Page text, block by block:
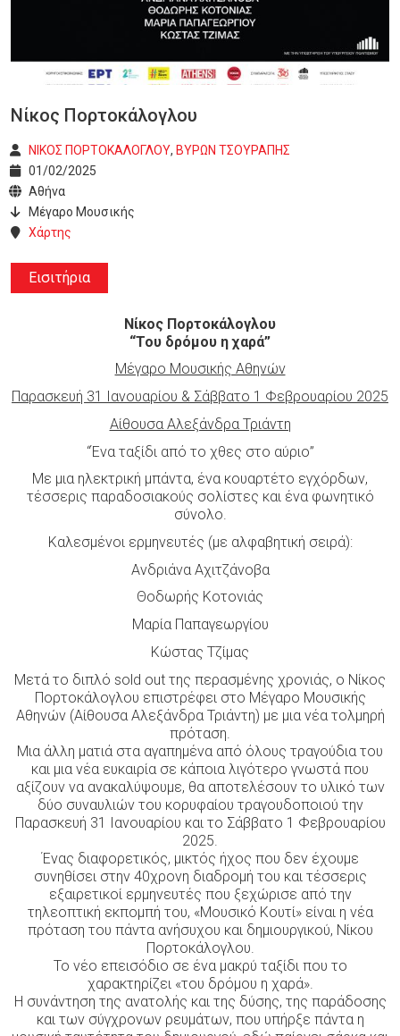
Νίκος Πορτοκάλογλου
ΝΙΚΟΣ ΠΟΡΤΟΚΑΛΟΓΛΟΥ, ΒΥΡΩΝ ΤΣΟΥΡΑΠΗΣ
01/02/2025
Αθήνα
Μέγαρο Μουσικής
Χάρτης
Εισιτήρια
Νίκος Πορτοκάλογλου
“Του δρόμου η χαρά”
Μέγαρο Μουσικής Αθηνών
Παρασκευή 31 Ιανουαρίου & Σάββατο 1 Φεβρουαρίου 2025
Αίθουσα Αλεξάνδρα Τριάντη
“Ένα ταξίδι από το χθες στο αύριο”
Με μια ηλεκτρική μπάντα, ένα κουαρτέτο εγχόρδων,
τέσσερις παραδοσιακούς σολίστες και ένα φωνητικό
σύνολο.
Καλεσμένοι ερμηνευτές (με αλφαβητική σειρά):
Ανδριάνα Αχιτζάνοβα
Θοδωρής Κοτονιάς
Μαρία Παπαγεωργίου
Κώστας Τζίμας
Μετά το διπλό sold out της περασμένης χρονιάς, ο Νίκος
Πορτοκάλογλου επιστρέφει στο Μέγαρο Μουσικής
Αθηνών (Αίθουσα Αλεξάνδρα Τριάντη) με μια νέα τολμηρή
πρόταση.
Μια άλλη ματιά στα αγαπημένα από όλους τραγούδια του
και μια νέα ευκαιρία σε κάποια λιγότερο γνωστά που
αξίζουν να ανακαλύψουμε, θα αποτελέσουν το υλικό των
δύο συναυλιών του κορυφαίου τραγουδοποιού την
Παρασκευή 31 Ιανουαρίου και το Σάββατο 1 Φεβρουαρίου
2025.
Ένας διαφορετικός, μικτός ήχος που δεν έχουμε
συνηθίσει στην 40χρονη διαδρομή του και τέσσερις
εξαιρετικοί ερμηνευτές που ξεχώρισε από την
τηλεοπτική εκπομπή του, «Μουσικό Κουτί» είναι η νέα
πρόταση του πάντα ανήσυχου και δημιουργικού, Νίκου
Πορτοκάλογλου.
Το νέο επεισόδιο σε ένα μακρύ ταξίδι που το
χαρακτηρίζει «του δρόμου η χαρά».
Η συνάντηση της ανατολής και της δύσης, της παράδοσης
και των σύγχρονων ρευμάτων, που υπήρξε πάντα η